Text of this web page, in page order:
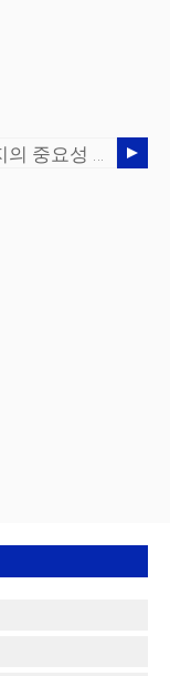
부식 방지의 중요성 및 폴리우레탄이 도움이 되는 방법